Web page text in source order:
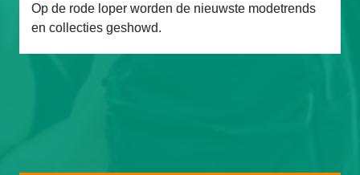
Op de rode loper worden de nieuwste modetrends
en collecties geshowd.